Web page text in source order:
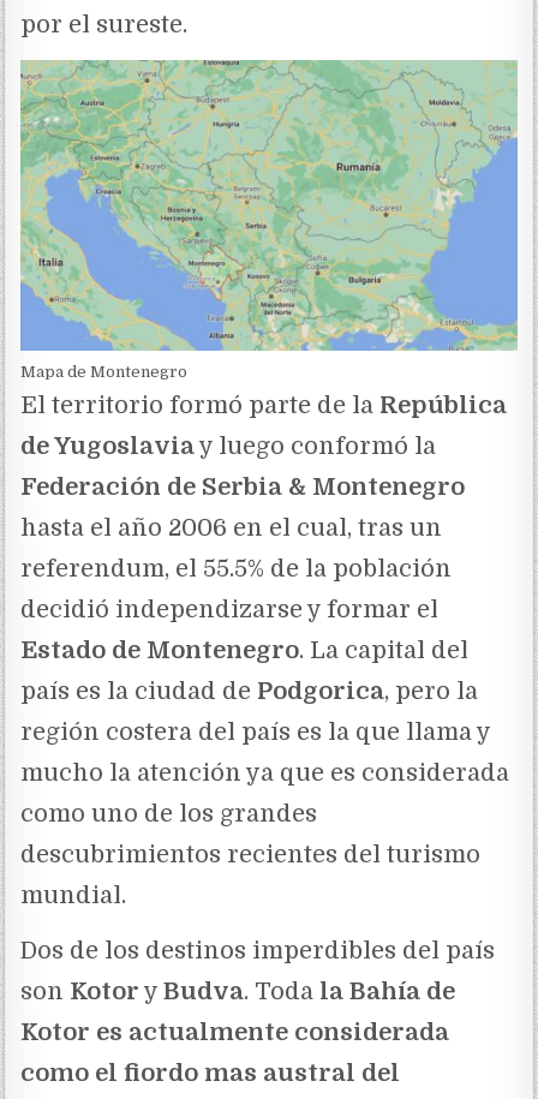
por el sureste.
Mapa de Montenegro
El territorio formó parte de la República
de Yugoslaviay luego conformó la
Federación de Serbia & Montenegro
hasta el año 2006 en el cual, tras un
referendum, el 55.5% de la población
decidió independizarse y formar el
Estado de Montenegro. La capital del
país es la ciudad de Podgorica, pero la
región costera del país es la que llama y
mucho la atención ya que es considerada
como uno de los grandes
descubrimientos recientes del turismo
mundial.
Dos de los destinos imperdibles del país
son Kotor yBudva. Toda la Bahía de
Kotor es actualmente considerada
como el fiordo mas austral del